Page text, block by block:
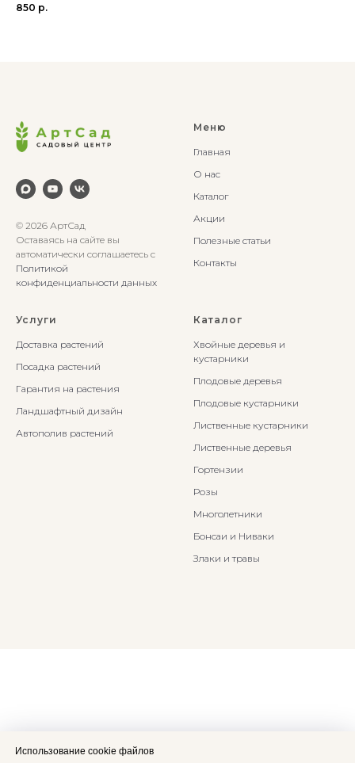
850 р.
© 2026 АртСад
Оставаясь на сайте вы
автоматически соглашаетесь с
Политикой
конфиденциальности данных
Меню
Главная
О нас
Каталог
Акции
Полезные статьи
Контакты
Услуги
Доставка растений
Посадка растений
Гарантия на растения
Ландшафтный дизайн
Автополив растений
Каталог
Хвойные деревья и
кустарники
Плодовые деревья
Плодовые кустарники
Лиственные кустарники
Лиственные деревья
Гортензии
Розы
Многолетники
Бонсаи и Ниваки
Злаки и травы
Использование cookie файлов